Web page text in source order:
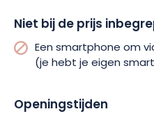
Niet bij de prijs
Een smartphone om
(je hebt je eigen
Openingstijden